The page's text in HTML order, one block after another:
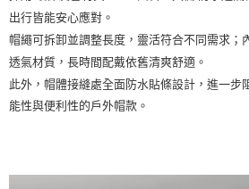
一般7-11取貨
每筆NT$100
7-11超取(2000以上免運)
每筆NT$100
出行皆能安心應對。
帽繩可拆卸並調整長度 ，靈活符合不同需求；
透氣材質 ，長時間配戴依舊清爽舒適。
此外，帽體接縫處全面防水貼條設計 ，進一步
能性與便利性的戶外帽款。